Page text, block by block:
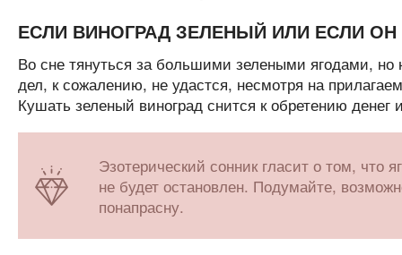
ЕСЛИ ВИНОГРАД ЗЕЛЕНЫЙ ИЛИ ЕСЛИ
Во сне тянуться за большими зелеными ягодами, но
дел, к сожалению, не удастся, несмотря на
Кушать зеленый виноград снится к обретению
Эзотерический сонник гласит о том, что
не будет остановлен. Подумайте,
понапрасну.